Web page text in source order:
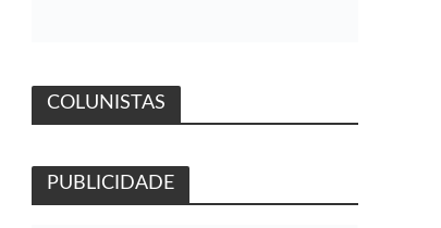
COLUNISTAS
PUBLICIDADE